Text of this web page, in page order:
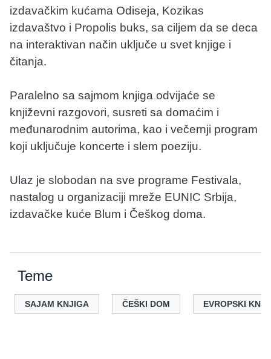
izdavačkim kućama Odiseja, Kozikas
izdavaštvo i Propolis buks, sa ciljem da se deca
na interaktivan način uključe u svet knjige i
čitanja.
Paralelno sa sajmom knjiga odvijaće se
književni razgovori, susreti sa domaćim i
međunarodnim autorima, kao i večernji program
koji uključuje koncerte i slem poeziju.
Ulaz je slobodan na sve programe Festivala,
nastalog u organizaciji mreže EUNIC Srbija,
izdavačke kuće Blum i Češkog doma.
Teme
SAJAM KNJIGA ČEŠKI DOM EVROPSKI